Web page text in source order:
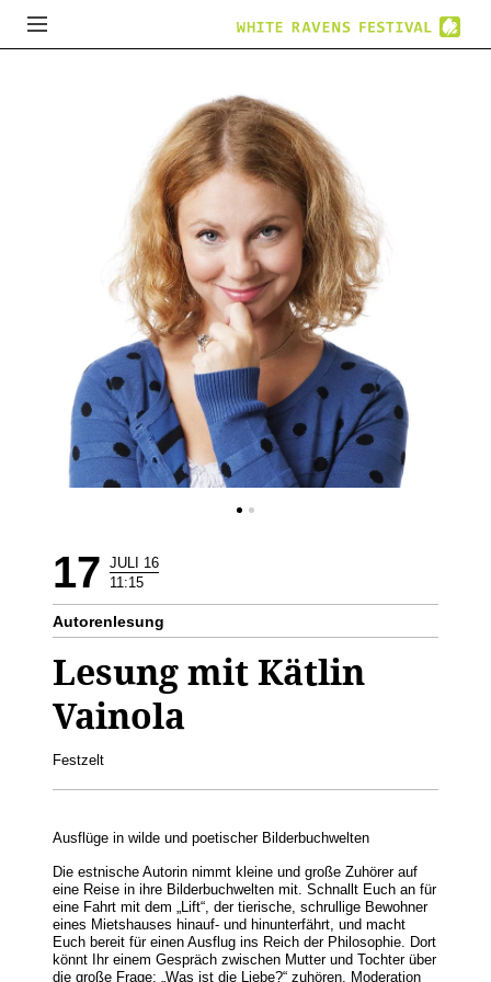
17 JULI 16
11:15
Autorenlesung
Lesung mit Kätlin
Vainola
Festzelt
Ausflüge in wilde und poetischer Bilderbuchwelten
Die estnische Autorin nimmt kleine und große Zuhörer auf
eine Reise in ihre Bilderbuchwelten mit. Schnallt Euch an für
eine Fahrt mit dem „Lift“, der tierische, schrullige Bewohner
eines Mietshauses hinauf- und hinunterfährt, und macht
Euch bereit für einen Ausflug ins Reich der Philosophie. Dort
könnt Ihr einem Gespräch zwischen Mutter und Tochter über
die große Frage: „Was ist die Liebe?“ zuhören. Moderation